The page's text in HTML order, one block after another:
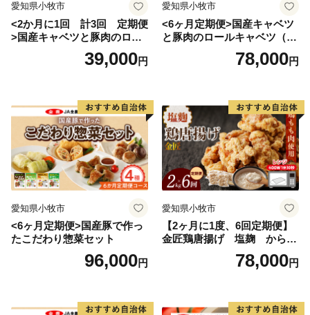
愛知県小牧市
<2か月に1回 計3回 定期便
>国産キャベツと豚肉のロー
ルキャベツ（4P入り）
39,000円
愛知県小牧市
<6ヶ月定期便>国産キャベツ
と豚肉のロールキャベツ（4P
78,000円
愛知県小牧市
<6ヶ月定期便>国産豚で作っ
たこだわり惣菜セット
96,000円
愛知県小牧市
【2ヶ月に1度、6回定期便】
金匠鶏唐揚げ 塩麹 からあ
78,000円